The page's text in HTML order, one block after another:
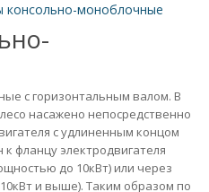
консольно-моноблочные
с горизонтальным валом. В
насажено непосредственно
с удлиненным концом
фланцу электродвигателя
до 10кВт) или через
и выше). Таким образом по